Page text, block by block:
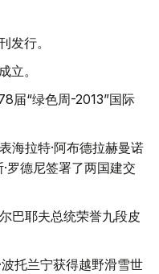
发行。
立。
届“绿色周-2013”国际
海拉特·阿布德拉赫曼诺
罗德尼签署了两国建交
巴耶夫总统荣誉九段皮
托兰宁获得越野滑雪世